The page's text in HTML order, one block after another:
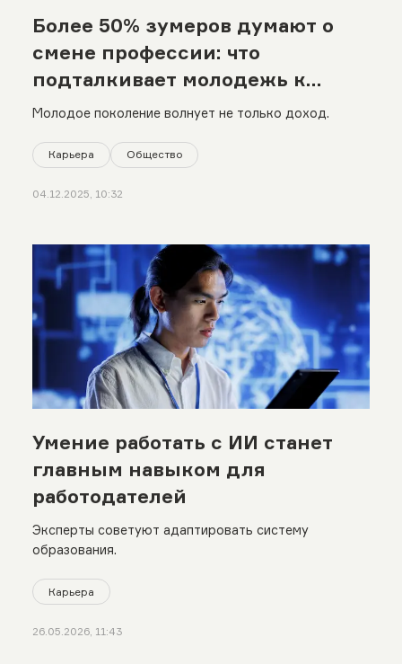
Более 50% зумеров думают о
смене профессии: что
подталкивает молодежь к
такому шагу
Молодое поколение волнует не только доход.
Карьера Общество
04.12.2025, 10:32
Умение работать с ИИ станет
главным навыком для
работодателей
Эксперты советуют адаптировать систему
образования.
Карьера
26.05.2026, 11:43